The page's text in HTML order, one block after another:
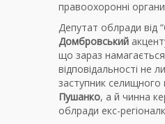
правоохоронні
Депутат облради від
Домбровський
що зараз
відповідальності не
заступник селищного
Пушанко, а й чинна
облради екс-